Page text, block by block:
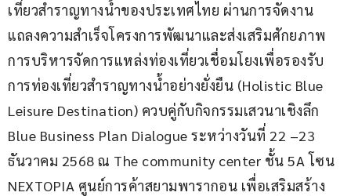
เที่ยวสำราญทางน้ำของประเทศไทย ผ่านการจัดงาน
แถลงความสำเร็จโครงการพัฒนาและส่งเสริมศักยภาพ
การบริหารจัดการแหล่งท่องเที่ยวเชื่อมโยงเพื่อรองรับ
การท่องเที่ยวสำราญทางน้ำอย่างยั่งยืน (Holistic Blue
Leisure Destination) ควบคู่กับกิจกรรมเสวนาเชิงลึก
Blue Business Plan Dialogue ระหว่างวันที่ 22 –23
ธันวาคม 2568 ณ The community center ชั้น 5A โซน
NEXTOPIA ศูนย์การค้าสยามพารากอน เพื่อเสริมสร้าง